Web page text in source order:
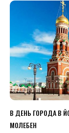
В ДЕНЬ ГОРОДА В
МОЛЕБЕН